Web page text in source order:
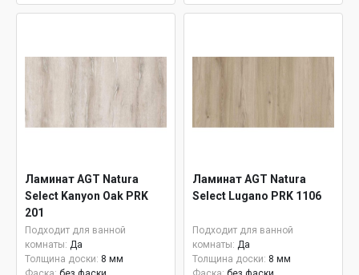
Ламинат AGT Natura
Select Kanyon Oak PRK
201
Подходит для ванной
комнаты: Да
Толщина доски: 8 мм
Ламинат AGT Natura
Select Lugano PRK 1106
Подходит для ванной
комнаты: Да
Толщина доски: 8 мм